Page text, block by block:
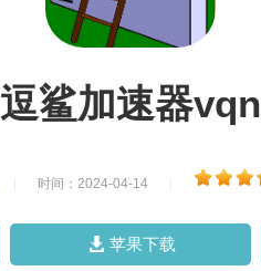
逗鲨加速器vqn
时间：2024-04-14
苹果下载